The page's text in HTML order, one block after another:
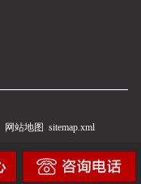
网站地图 sitemap.xml